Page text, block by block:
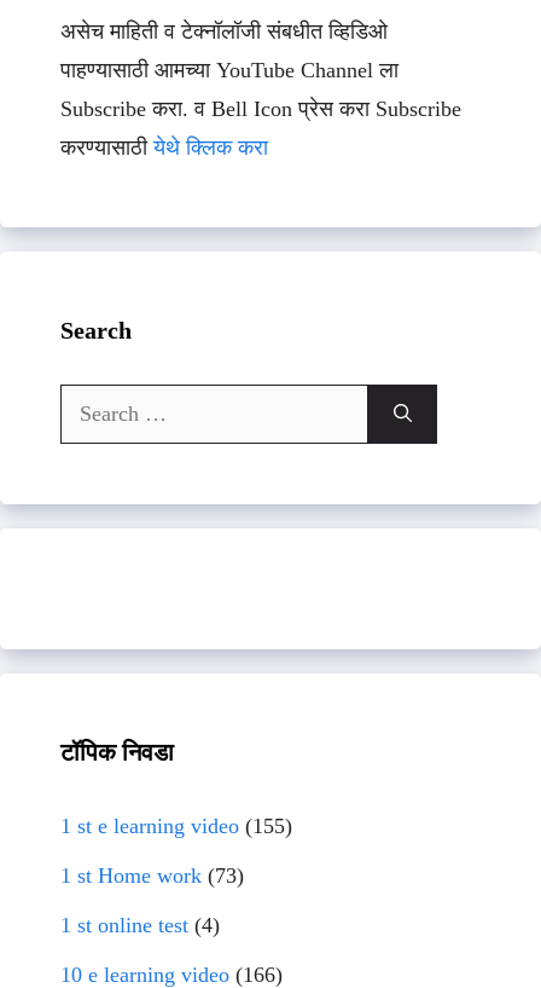
असेच माहिती व टेक्नॉलॉजी संबधीत व्हिडिओ
पाहण्यासाठी आमच्या YouTube Channel ला
Subscribe करा. व Bell Icon प्रेस करा Subscribe
करण्यासाठीयेथे क्लिक करा
Search
Search
for:
टॉपिक निवडा
1 st e learning video (155)
1 st Home work (73)
1 st online test (4)
10 e learning video (166)